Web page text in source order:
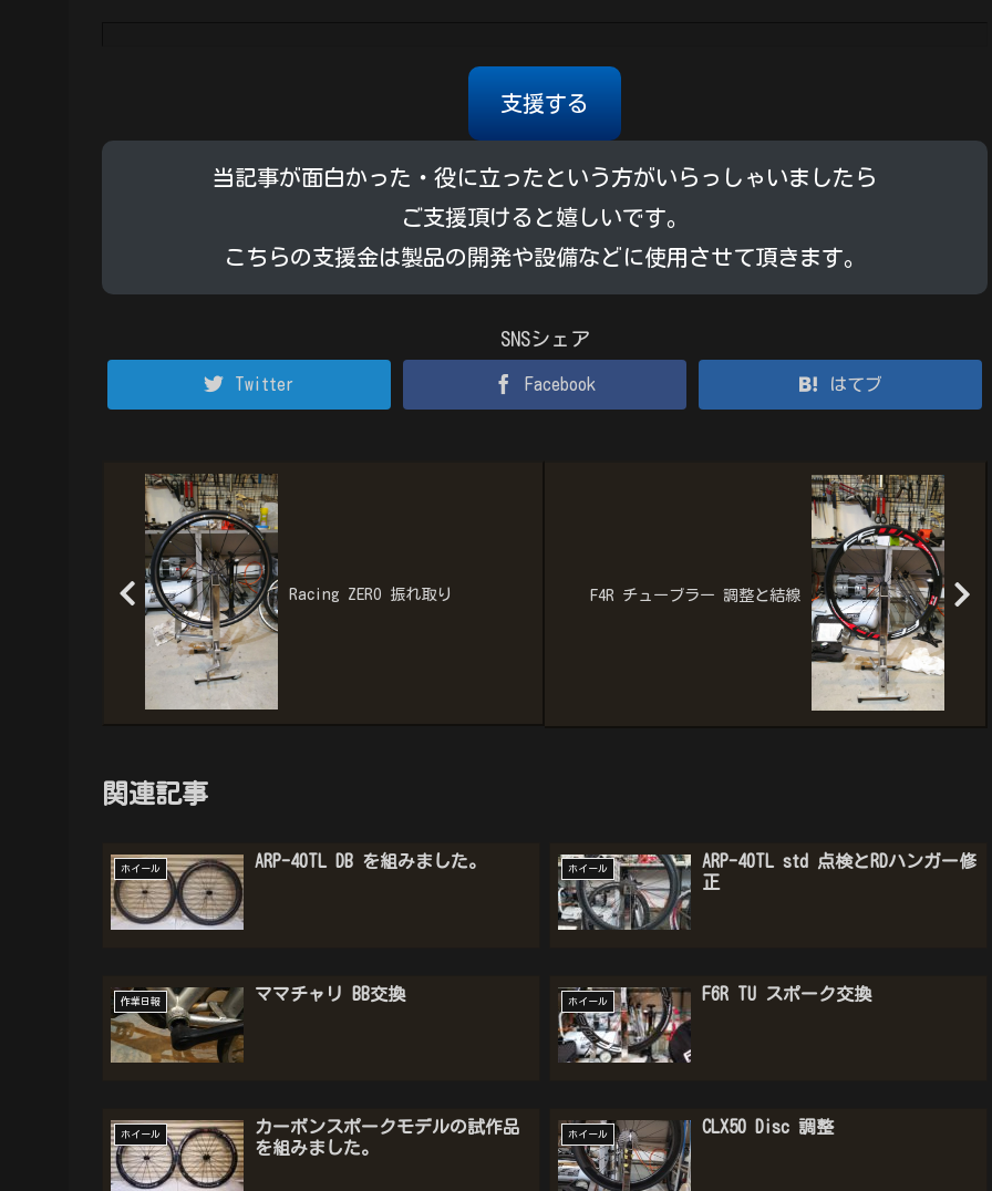
支援する
当記事が面白かった・役に立ったという方がいらっしゃいましたら
ご支援頂けると嬉しいです。
こちらの支援金は製品の開発や設備などに使用させて頂きます。
SNSシェア
Twitter Facebook はてブ
Racing ZERO 振れ取り F4R チューブラー 調整と結線
関連記事
ホイール ARP-40TL DB を組みました。 ホイール
ARP-40TL std 点検とRDハンガー修
正
作業日報 ママチャリ BB交換 ホイール F6R TU スポーク交換
ホイール
カーボンスポークモデルの試作品
を組みました。
ホイール CLX50 Disc 調整